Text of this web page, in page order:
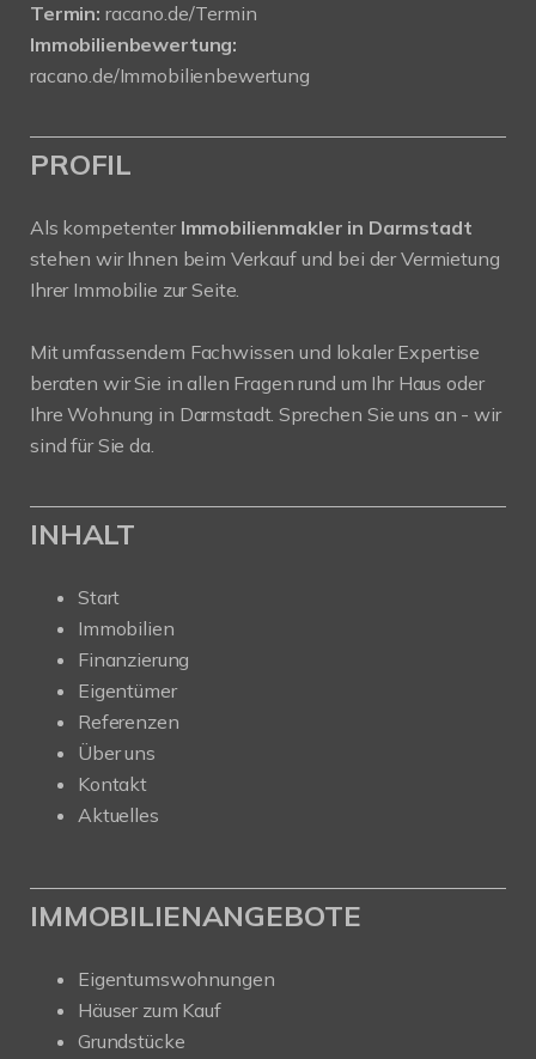
Termin: racano.de/Termin
Immobilienbewertung:
racano.de/Immobilienbewertung
PROFIL
Als kompetenter Immobilienmakler in Darmstadt
stehen wir Ihnen beim Verkauf und bei der Vermietung
Ihrer Immobilie zur Seite.
Mit umfassendem Fachwissen und lokaler Expertise
beraten wir Sie in allen Fragen rund um Ihr Haus oder
Ihre Wohnung in Darmstadt. Sprechen Sie uns an - wir
sind für Sie da.
INHALT
Start
Immobilien
Finanzierung
Eigentümer
Referenzen
Über uns
Kontakt
Aktuelles
IMMOBILIENANGEBOTE
Eigentumswohnungen
Häuser zum Kauf
Grundstücke